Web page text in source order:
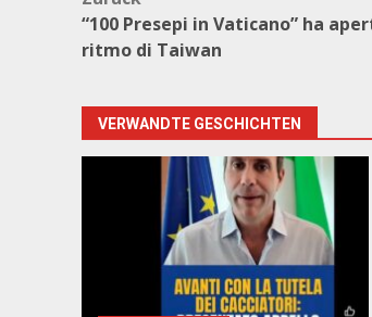
“100 Presepi in Vaticano” ha
ritmo di Taiwan
VERWANDTE GESCHICHTEN